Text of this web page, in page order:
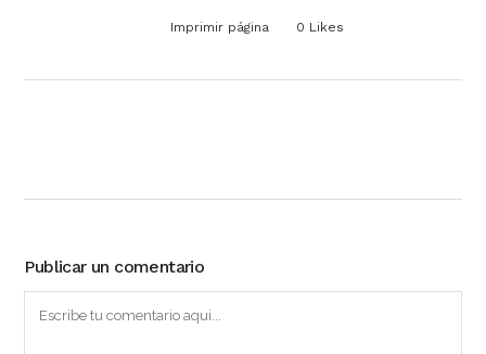
Imprimir página 0 Likes
Publicar un comentario